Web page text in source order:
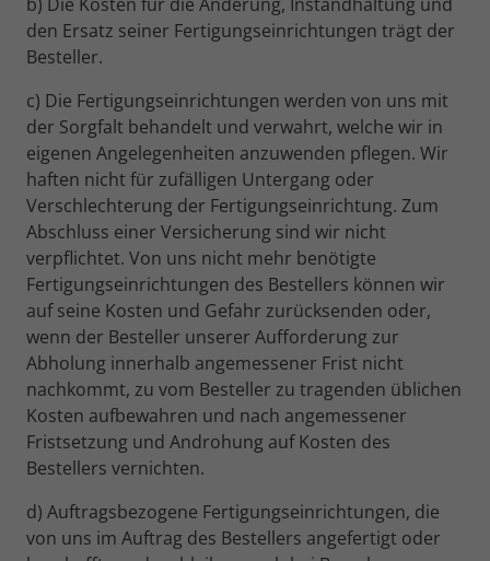
den Ersatz seiner Fertigungseinrichtungen trägt der
Besteller.
c) Die Fertigungseinrichtungen werden von uns mit
der Sorgfalt behandelt und verwahrt, welche wir in
eigenen Angelegenheiten anzuwenden pflegen. Wir
haften nicht für zufälligen Untergang oder
Verschlechterung der Fertigungseinrichtung. Zum
Abschluss einer Versicherung sind wir nicht
verpflichtet. Von uns nicht mehr benötigte
Fertigungseinrichtungen des Bestellers können wir
auf seine Kosten und Gefahr zurücksenden oder,
wenn der Besteller unserer Aufforderung zur
Abholung innerhalb angemessener Frist nicht
nachkommt, zu vom Besteller zu tragenden üblichen
Kosten aufbewahren und nach angemessener
Fristsetzung und Androhung auf Kosten des
Bestellers vernichten.
d) Auftragsbezogene Fertigungseinrichtungen, die
von uns im Auftrag des Bestellers angefertigt oder